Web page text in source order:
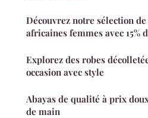
Découvrez notre sélection
africaines femmes avec 15%
Explorez des robes
occasion avec style
Abayas de qualité à prix
de main